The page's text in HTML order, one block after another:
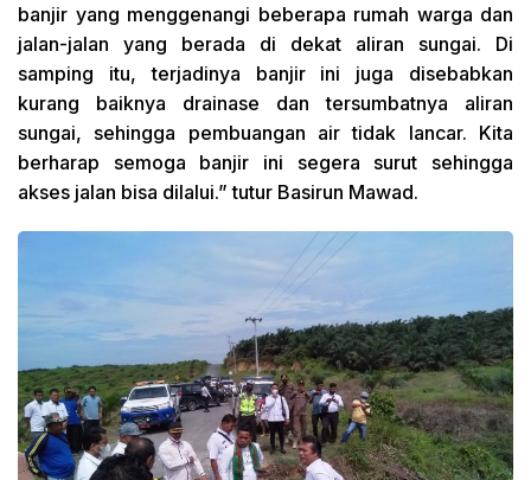
banjir yang menggenangi beberapa rumah warga dan
jalan-jalan yang berada di dekat aliran sungai. Di
samping itu, terjadinya banjir ini juga disebabkan
kurang baiknya drainase dan tersumbatnya aliran
sungai, sehingga pembuangan air tidak lancar. Kita
berharap semoga banjir ini segera surut sehingga
akses jalan bisa dilalui.” tutur Basirun Mawad.